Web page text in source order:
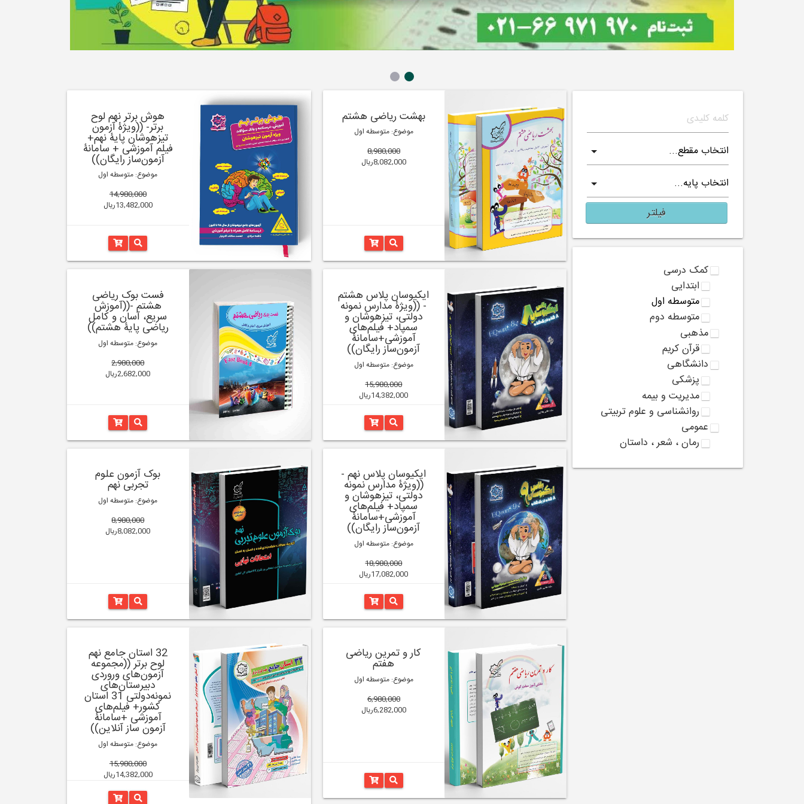
فیلتر
کمک درسی
ابتدایی
متوسطه اول
متوسطه دوم
مذهبی
قرآن کریم
دانشگاهی
پزشکی
مدیریت و بیمه
روانشناسی و علوم تربیتی
عمومی
رمان ، شعر ، داستان
بهشت ریاضی هشتم
موضوع: متوسطه اول
8,980,000
8,082,000ریال
هوش برتر نهم لوح
برتر- ((ویژۀ آزمون
تیزهوشان پایۀ نهم+
فیلم آموزشی + سامانۀ
آزمون‌ساز رایگان))
موضوع: متوسطه اول
14,980,000
13,482,000ریال
ایکیوسان پلاس هشتم
- ((ویژۀ مدارس نمونه
دولتی، تیزهوشان و
سمپاد+ فیلم‌های
آموزشی+سامانۀ
آزمون‌ساز رایگان))
موضوع: متوسطه اول
15,980,000
14,382,000ریال
فست بوک ریاضی
هشتم -((آموزش
سریع، آسان و کامل
ریاضی پایۀ هشتم))
موضوع: متوسطه اول
2,980,000
2,682,000ریال
ایکیوسان پلاس نهم -
((ویژۀ مدارس نمونه
دولتی، تیزهوشان و
سمپاد+ فیلم‌های
آموزشی+سامانۀ
آزمون‌ساز رایگان))
موضوع: متوسطه اول
18,980,000
17,082,000ریال
بوک آزمون علوم
تجربی نهم
موضوع: متوسطه اول
8,980,000
8,082,000ریال
کار و تمرین ریاضی
هفتم
موضوع: متوسطه اول
6,980,000
6,282,000ریال
32 استان جامع نهم
لوح برتر ((مجموعه
آزمون‌های وروردی
دبیرستان‌های
نمونه‌دولتی 31 استان
کشور+ فیلم‌های
آموزشی +سامانۀ
آزمون ساز آنلاین))
موضوع: متوسطه اول
15,980,000
14,382,000ریال